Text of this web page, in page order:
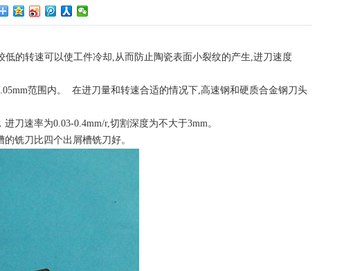
的转速可以使工件冷却,从而防止陶瓷表面小裂纹的产生,进刀速度
范围内。 在进刀量和转速合适的情况下,高速钢和硬质合金钢刀头
进刀速率为0.03-0.4mm/r,切割深度为不大于3mm。
铣刀比四个出屑槽铣刀好。